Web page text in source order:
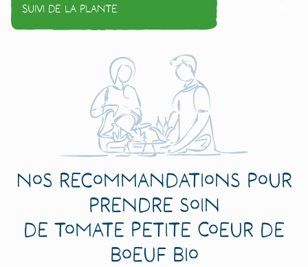
Suivi de la plante
Nos recommandations pour
prendre soin
de Tomate Petite Coeur de
Boeuf Bio